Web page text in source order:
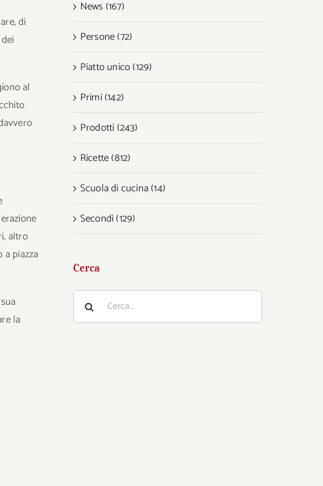
di
al
altro
a piazza
la
News (167)
Persone (72)
Piatto unico (129)
Primi (142)
Prodotti (243)
Ricette (812)
Scuola di cucina (14)
Secondi (129)
Cerca
Cerca
per: